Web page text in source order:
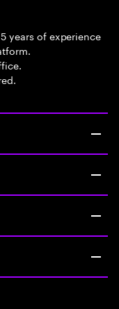
years of experience